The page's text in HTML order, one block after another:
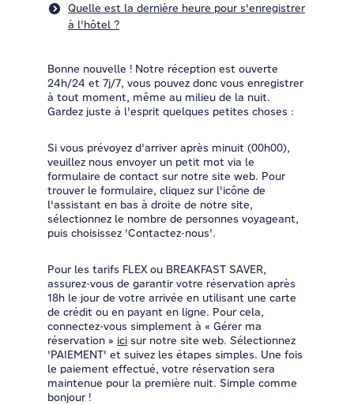
Quelle est la dernière heure pour s'enregistrer
à l'hôtel ?
Bonne nouvelle ! Notre réception est ouverte
24h/24 et 7j/7, vous pouvez donc vous enregistrer
à tout moment, même au milieu de la nuit.
Gardez juste à l'esprit quelques petites choses :
Si vous prévoyez d'arriver après minuit (00h00),
veuillez nous envoyer un petit mot via le
formulaire de contact sur notre site web. Pour
trouver le formulaire, cliquez sur l'icône de
l'assistant en bas à droite de notre site,
sélectionnez le nombre de personnes voyageant,
puis choisissez 'Contactez-nous'.
Pour les tarifs FLEX ou BREAKFAST SAVER,
assurez-vous de garantir votre réservation après
18h le jour de votre arrivée en utilisant une carte
de crédit ou en payant en ligne. Pour cela,
connectez-vous simplement à « Gérer ma
réservation » ici sur notre site web. Sélectionnez
'PAIEMENT' et suivez les étapes simples. Une fois
le paiement effectué, votre réservation sera
maintenue pour la première nuit. Simple comme
bonjour !